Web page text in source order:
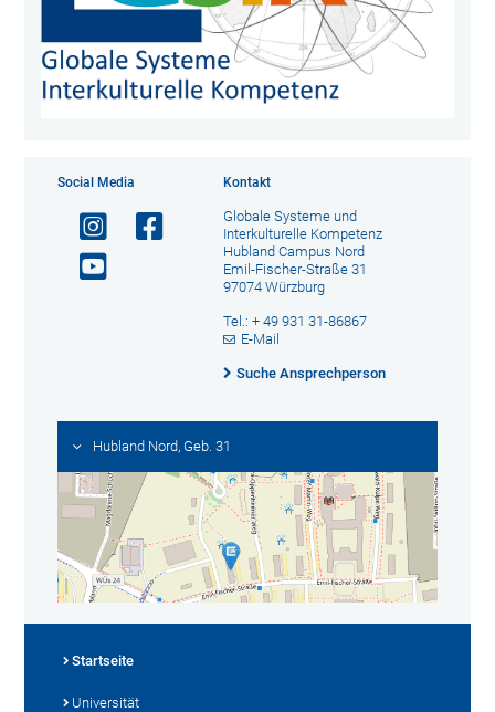
Social Media Kontakt
Globale Systeme und
Interkulturelle Kompetenz
Hubland Campus Nord
Emil-Fischer-Straße 31
97074 Würzburg
Tel.: + 49 931 31-86867
E-Mail
Suche Ansprechperson
Hubland Nord, Geb. 31
Startseite
Universität